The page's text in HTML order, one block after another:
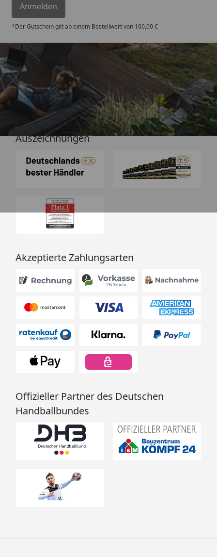
Anmelden
*Der Gutschein gilt ab einem Bestellwert von 100,00 €
Versand
Auszeichnungen
Akzeptierte Zahlungsarten
Offizieller Partner des Deutschen
Handballbundes